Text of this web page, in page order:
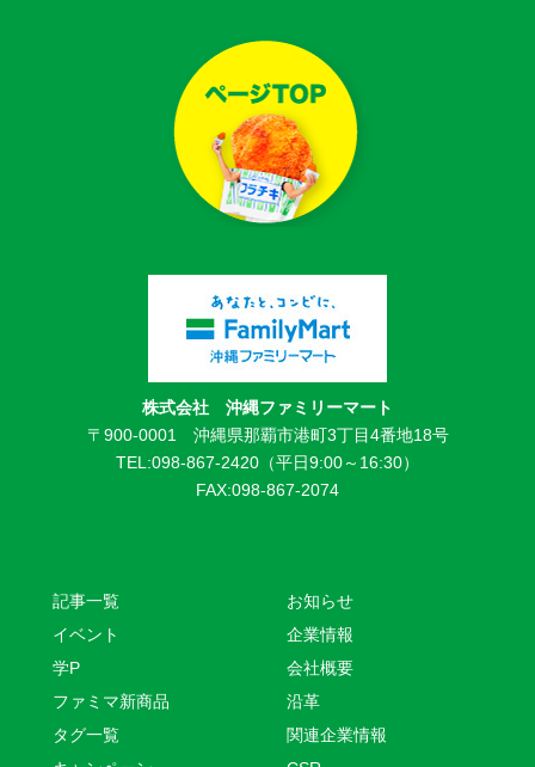
株式会社 沖縄ファミリーマート
〒900-0001 沖縄県那覇市港町3丁目4番地18号
TEL:098-867-2420（平日9:00～16:30）
FAX:098-867-2074
記事一覧
イベント
学P
ファミマ新商品
タグ一覧
お知らせ
企業情報
会社概要
沿革
関連企業情報